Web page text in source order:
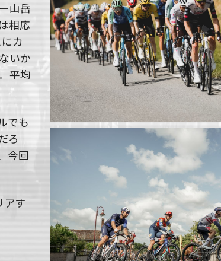
山岳
相応
カ
いか
平均
でも
ろ
今回
アす